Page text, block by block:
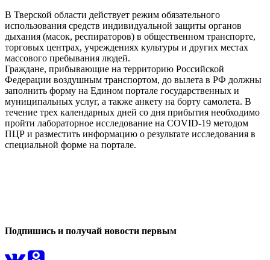
В Тверской области действует режим обязательного
использования средств индивидуальной защиты органов
дыхания (масок, респираторов) в общественном транспорте,
торговых центрах, учреждениях культуры и других местах
массового пребывания людей.
Граждане, прибывающие на территорию Российской
Федерации воздушным транспортом, до вылета в РФ должны
заполнить форму на Едином портале государственных и
муниципальных услуг, а также анкету на борту самолета. В
течение трех календарных дней со дня прибытия необходимо
пройти лабораторное исследование на COVID-19 методом
ПЦР и разместить информацию о результате исследования в
специальной форме на портале.
Подпишись и получай новости первым